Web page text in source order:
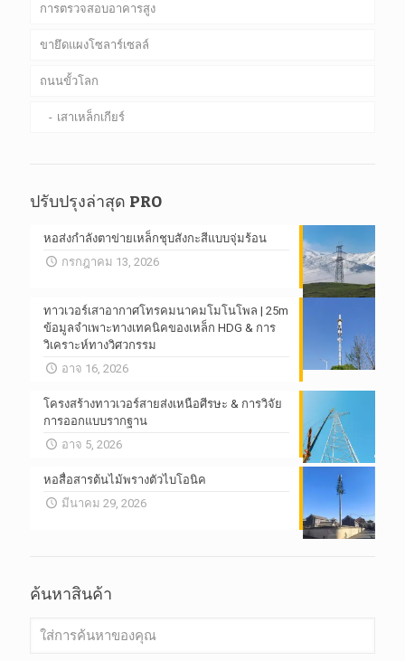
การตรวจสอบอาคารสูง
ขายึดแผงโซลาร์เซลล์
ถนนขั้วโลก
เสาเหล็กเกียร์
ปรับปรุงล่าสุด PRO
หอส่งกำลังตาข่ายเหล็กชุบสังกะสีแบบจุ่มร้อน
กรกฎาคม 13, 2026
ทาวเวอร์เสาอากาศโทรคมนาคมโมโนโพล | 25m
ข้อมูลจำเพาะทางเทคนิคของเหล็ก HDG & การ
วิเคราะห์ทางวิศวกรรม
อาจ 16, 2026
โครงสร้างทาวเวอร์สายส่งเหนือศีรษะ & การวิจัย
การออกแบบรากฐาน
อาจ 5, 2026
หอสื่อสารต้นไม้พรางตัวไบโอนิค
มีนาคม 29, 2026
ค้นหาสินค้า